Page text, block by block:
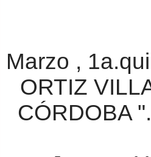
Marzo ,
ORTIZ
CÓRDOBA